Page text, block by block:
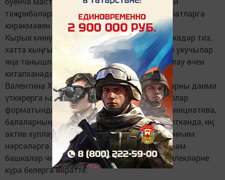
тәҗрибәләрне өйдә кирәкмәгән очракта кабатларга
кирәкмәвен кисәтте.
Кырык минут сизелмичә дә үтёп китте. Шулкадәр тиз,
хәтта кыңгырау чыңлаганнан соң да кайбер укучылар
яңа танышлары белән шашка уенын тәмамлау өчен
китапханәдә калдылар.
Валентина Хөснетдинова мондый очрашуларны даими
үткәрергә һәм өстәл уеннары буенча турнирлар
форматында уздырырга тәкъдим итте. Бу инициатива,
балаларның шат күзләренә карап фикер йөрткәндә, иң
актив хуплау табачак. Бу дәрес чыннан да мөһим
нәрсәләргә — яхшылыкка, үзара аңлашуга һәм
башкалар чикләүләр күргән урында мөмкинлекләрне
күрә белергә өйрәтте.